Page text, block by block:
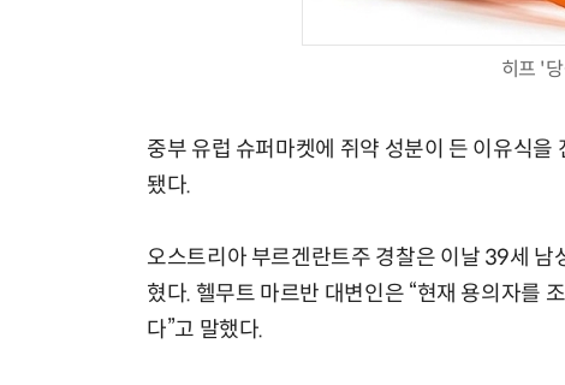
히프 '
중부 유럽 슈퍼마켓에 쥐약 성분이 든 이유식
됐다.
오스트리아 부르겐란트주 경찰은 이날 39세
혔다. 헬무트 마르반 대변인은 “현재 용의자를
다”고 말했다.